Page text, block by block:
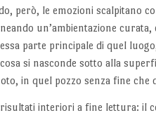
però, le emozioni scalpitano
un’ambientazione
parte principale di quel
si nasconde sotto alla
in quel pozzo senza fine che
risultati interiori a fine lettura: il